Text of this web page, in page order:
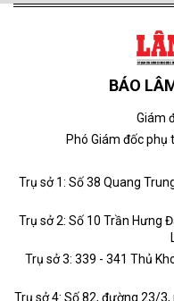
BÁO
Giám
Phó Giám đốc phụ
Trụ sở 1: Số 38 Quang
Trụ sở 2: Số 10 Trần Hưng
Trụ sở 3: 339 - 341 Thủ
Trụ sở 4: Số 82, đường 23/